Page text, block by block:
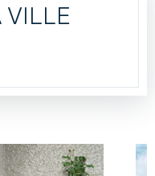
VILLE